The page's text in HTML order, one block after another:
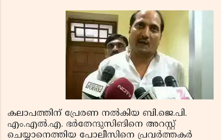
കലാപത്തിന് പ്രേരണ നല്‍കിയ ബി.ജെ.പി.
എം.എല്‍.എ. ഭര്‍തേന്ദുസിങിനെ അറസ്റ്റ്
ചെയ്യാനെത്തിയ പോലീസിനെ പ്രവര്‍ത്തകര്‍